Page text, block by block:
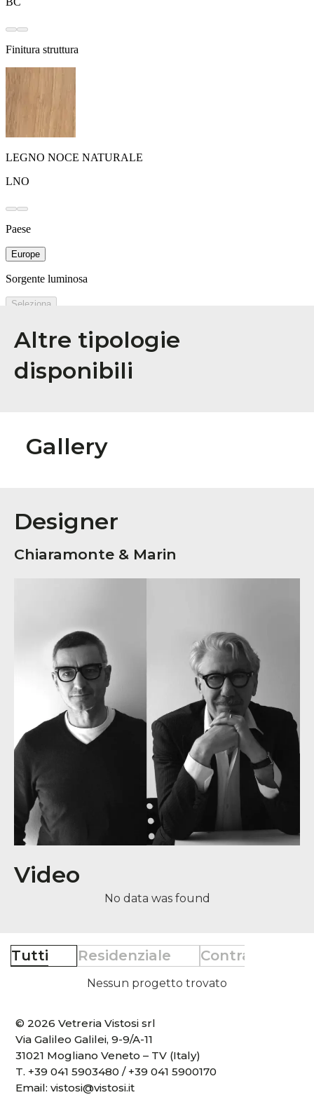
Altre tipologie
disponibili
Gallery
Designer
Chiaramonte & Marin
Video
No data was found
Tutti Residenziale Contract
Nessun progetto trovato
© 2026 Vetreria Vistosi srl
Via Galileo Galilei, 9-9/A-11
31021 Mogliano Veneto – TV (Italy)
T. +39 041 5903480 / +39 041 5900170
Email:vistosi@vistosi.it